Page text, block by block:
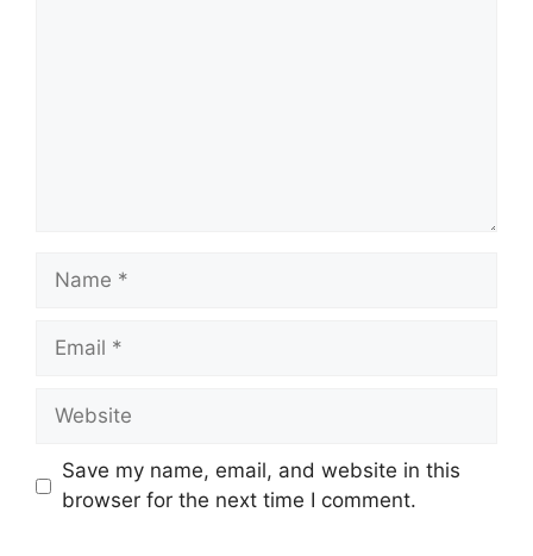
Name
Email
Website
Save my name, email, and website in this
browser for the next time I comment.